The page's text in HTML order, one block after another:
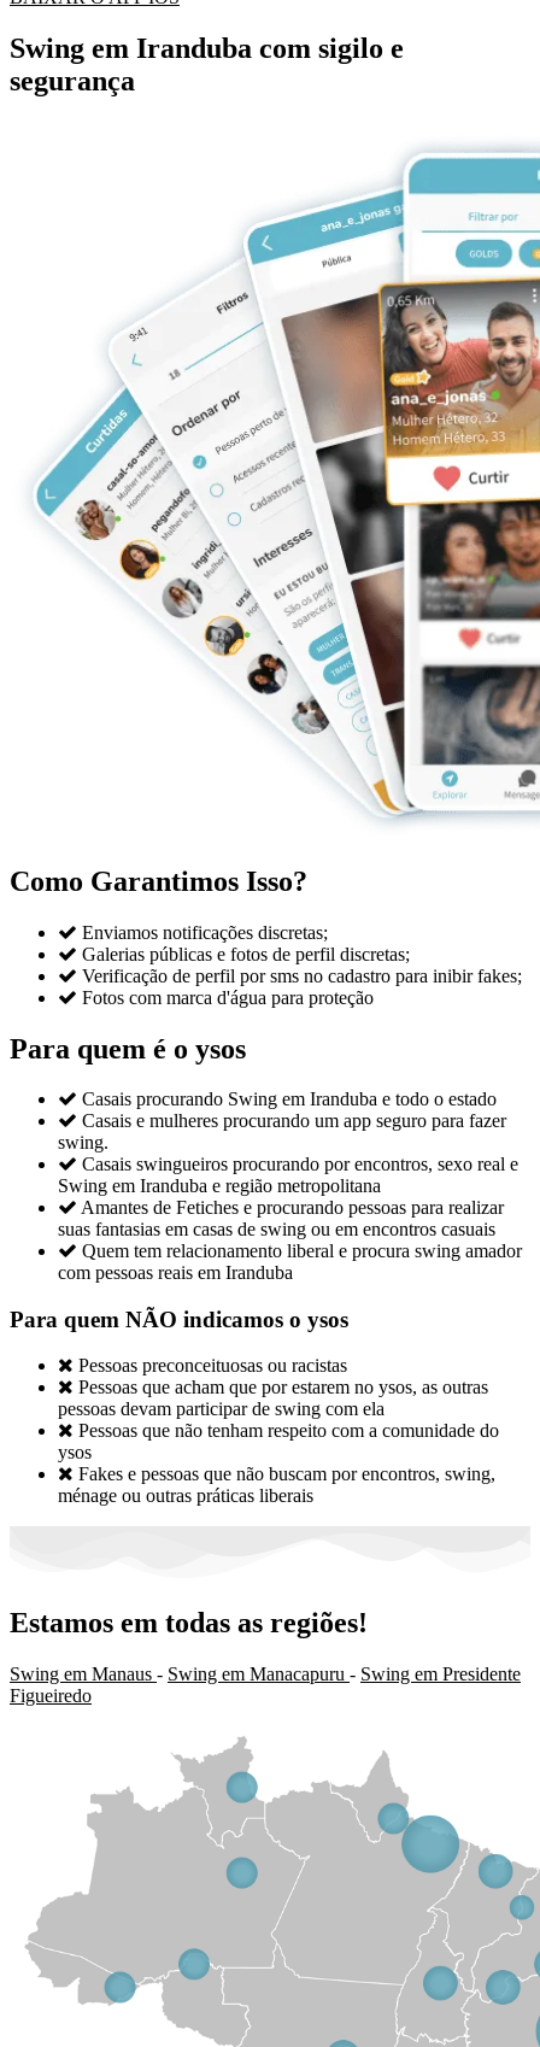
Swing em Iranduba com sigilo e
segurança
Como Garantimos Isso?
 Enviamos notificações discretas;
 Galerias públicas e fotos de perfil discretas;
 Verificação de perfil por sms no cadastro para inibir fakes;
 Fotos com marca d'água para proteção
Para quem é o ysos
 Casais procurando Swing em Iranduba e todo o estado
 Casais e mulheres procurando um app seguro para fazer
swing.
 Casais swingueiros procurando por encontros, sexo real e
Swing em Iranduba e região metropolitana
 Amantes de Fetiches e procurando pessoas para realizar
suas fantasias em casas de swing ou em encontros casuais
 Quem tem relacionamento liberal e procura swing amador
com pessoas reais em Iranduba
Para quem NÃO indicamos o ysos
 Pessoas preconceituosas ou racistas
 Pessoas que acham que por estarem no ysos, as outras
pessoas devam participar de swing com ela
 Pessoas que não tenham respeito com a comunidade do
ysos
 Fakes e pessoas que não buscam por encontros, swing,
ménage ou outras práticas liberais
Estamos em todas as regiões!
Swing em Manaus - Swing em Manacapuru - Swing em Presidente
Figueiredo